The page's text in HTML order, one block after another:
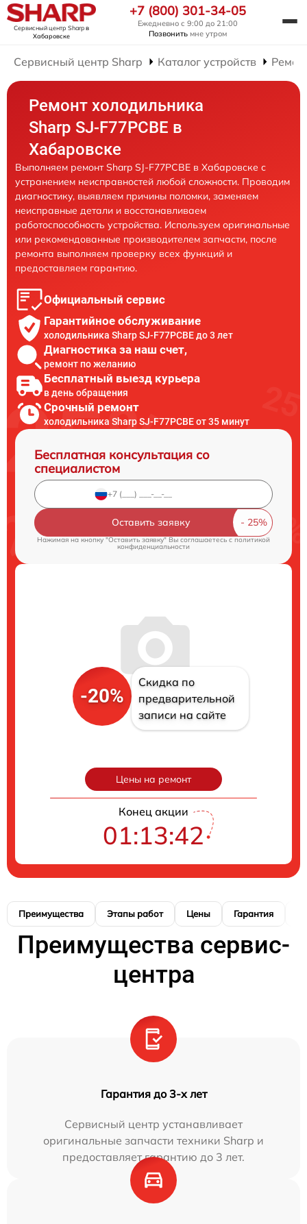
Сервисный центр Sharpв
Хабаровске
+7 (800) 301-34-05
Ежедневно с 9:00 до 21:00
Позвонить мне утром
Сервисный центр Sharp Каталог устройств
Ремонт холодильника
Sharp SJ-F77PCBE в
Хабаровске
Выполняем ремонт Sharp SJ-F77PCBE в Хабаровске с
устранением неисправностей любой сложности. Проводим
диагностику, выявляем причины поломки, заменяем
неисправные детали и восстанавливаем
работоспособность устройства. Используем оригинальные
или рекомендованные производителем запчасти, после
ремонта выполняем проверку всех функций и
предоставляем гарантию.
Официальный сервис
Гарантийное обслуживание
холодильника Sharp SJ-F77PCBE до 3 лет
Диагностика за наш счет,
ремонт по желанию
Бесплатный выезд курьера
в день обращения
Срочный ремонт
холодильника Sharp SJ-F77PCBE от 35 минут
Бесплатная консультация со
специалистом
Оставить заявку
Нажимая на кнопку "Оставить заявку" Вы соглашаетесь cполитикой
конфиденциальности
-20%
Скидка по
предварительной
записи на сайте
Цены на ремонт
Конец акции
01:13:41
Преимущества Этапы работ Цены Гарантия
Преимущества сервис-
центра
Гарантия до 3-х лет
Сервисный центр устанавливает
оригинальные запчасти техники Sharp и
предоставляет гарантию до 3 лет.